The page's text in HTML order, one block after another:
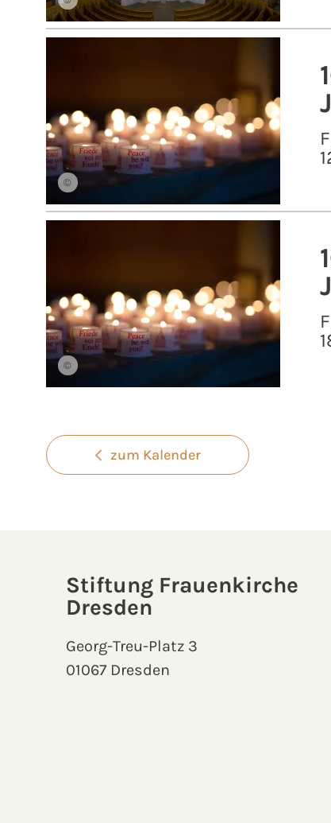
©
©
zum Kalender
Stiftung Frauenkirche
Dresden
Georg-Treu-Platz 3
01067 Dresden